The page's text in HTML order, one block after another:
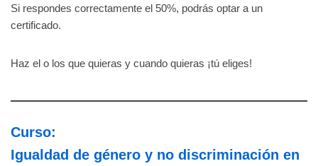
Si respondes correctamente el 50%, podrás optar a un
certificado.
Haz el o los que quieras y cuando quieras ¡tú eliges!
Curso:
Igualdad de género y no discriminación en